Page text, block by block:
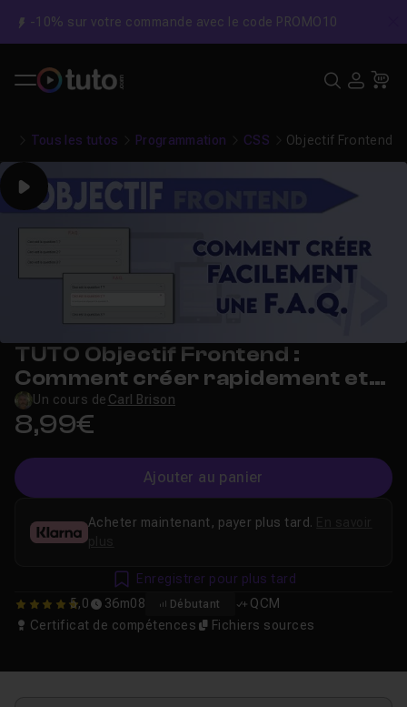
-10% sur votre commande avec le code PROMO10
Tous les tutos Programmation CSS Objectif Frontend :
Play
TUTO Objectif Frontend :
Comment créer rapidement et
facilement une FAQ
Un cours de Carl Brison
8,99€
Ajouter au panier
5 5,0 36m08 Débutant
QCM
Certificat de compétences
Fichiers sources
Acheter maintenant, payer plus tard.
plus
Enregistrer pour plus tard